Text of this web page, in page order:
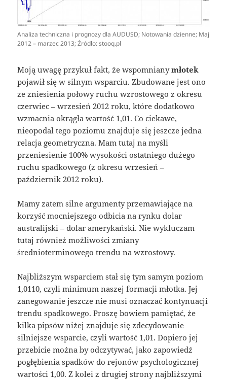
Analiza techniczna i prognozy dla AUDUSD; Notowania dzienne; Maj
2012 – marzec 2013; Źródło: stooq.pl
Moją uwagę przykuł fakt, że wspomnianymłotek
pojawił się w silnym wsparciu. Zbudowane jest ono
ze zniesienia połowy ruchu wzrostowego z okresu
czerwiec – wrzesień 2012 roku, które dodatkowo
wzmacnia okrągła wartość 1,01. Co ciekawe,
nieopodal tego poziomu znajduje się jeszcze jedna
relacja geometryczna. Mam tutaj na myśli
przeniesienie 100% wysokości ostatniego dużego
ruchu spadkowego (z okresu wrzesień –
październik 2012 roku).
Mamy zatem silne argumenty przemawiające na
korzyść mocniejszego odbicia na rynku dolar
australijski – dolar amerykański. Nie wykluczam
tutaj również możliwości zmiany
średnioterminowego trendu na wzrostowy.
Najbliższym wsparciem stał się tym samym poziom
1,0110, czyli minimum naszej formacji młotka. Jej
zanegowanie jeszcze nie musi oznaczać kontynuacji
trendu spadkowego. Proszę bowiem pamiętać, że
kilka pipsów niżej znajduje się zdecydowanie
silniejsze wsparcie, czyli wartość 1,01. Dopiero jej
przebicie można by odczytywać, jako zapowiedź
pogłębienia spadków do rejonów psychologicznej
wartości 1,00. Z kolei z drugiej strony najbliższymi